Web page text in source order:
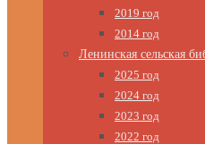
2019 год
2014 год
Ленинская сельская
2025 год
2024 год
2023 год
2022 год